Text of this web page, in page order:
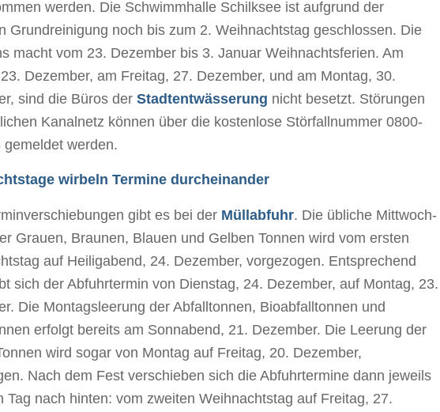
werden. Die Schwimmhalle Schilksee ist aufgrund der
Grundreinigung noch bis zum 2. Weihnachtstag geschlossen. Die
macht vom 23. Dezember bis 3. Januar Weihnachtsferien. Am
Dezember, am Freitag, 27. Dezember, und am Montag, 30.
sind die Büros der Stadtentwässerung nicht besetzt. Störungen
Kanalnetz können über die kostenlose Störfallnummer 0800-
gemeldet werden.
wirbeln Termine durcheinander
gibt es bei der Müllabfuhr. Die übliche Mittwoch-
Grauen, Braunen, Blauen und Gelben Tonnen wird vom ersten
auf Heiligabend, 24. Dezember, vorgezogen. Entsprechend
sich der Abfuhrtermin von Dienstag, 24. Dezember, auf Montag, 23.
Die Montagsleerung der Abfalltonnen, Bioabfalltonnen und
erfolgt bereits am Sonnabend, 21. Dezember. Die Leerung der
wird sogar von Montag auf Freitag, 20. Dezember,
Nach dem Fest verschieben sich die Abfuhrtermine dann jeweils
Tag nach hinten: vom zweiten Weihnachtstag auf Freitag, 27.